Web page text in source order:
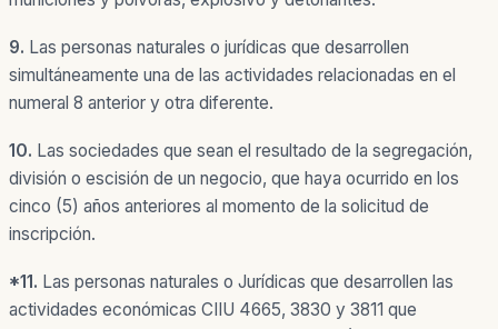
9. Las personas naturales o jurídicas que desarrollen
simultáneamente una de las actividades relacionadas en el
numeral 8 anterior y otra diferente.
10. Las sociedades que sean el resultado de la segregación,
división o escisión de un negocio, que haya ocurrido en los
cinco (5) años anteriores al momento de la solicitud de
inscripción.
*11. Las personas naturales o Jurídicas que desarrollen las
actividades económicas CIIU 4665, 3830 y 3811 que